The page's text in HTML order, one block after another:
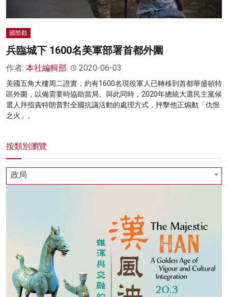
國際觀
兵臨城下 1600名美軍部署首都外圍
作者: 本社編輯部 2020-06-03
美國五角大樓周二證實，約有1600名現役軍人已轉移到首都華盛頓特
區外圍，以備需要時協助當局。與此同時，2020年總統大選民主黨候
選人拜指責特朗普對全國抗議活動的處理方式，抨擊他正煽動「仇恨
之火」。
按類別瀏覽
政局